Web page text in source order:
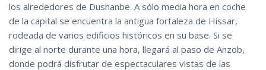
los alrededores de Dushanbe. A sólo media hora en coche
de la capital se encuentra la antigua fortaleza de Hissar,
rodeada de varios edificios históricos en su base. Si se
dirige al norte durante una hora, llegará al paso de Anzob,
donde podrá disfrutar de espectaculares vistas de las